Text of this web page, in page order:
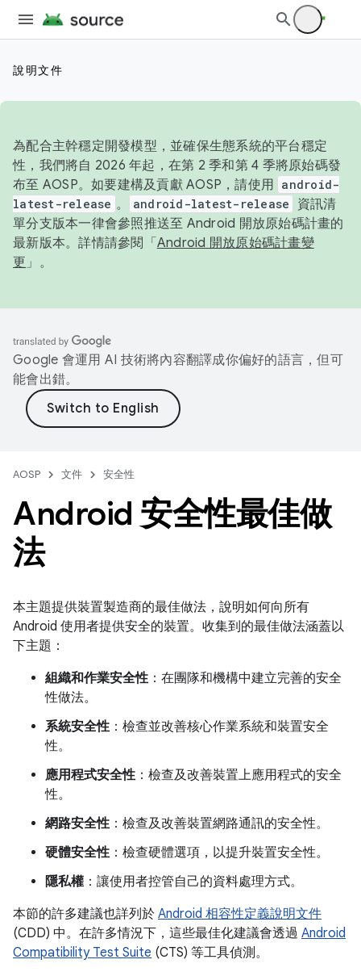
說明文件
為配合主幹穩定開發模型，並確保生態系統的平台穩定
性，我們將自 2026 年起，在第 2 季和第 4 季將原始碼發
布至 AOSP。如要建構及貢獻 AOSP，請使用 android-
latest-release 。 android-latest-release
資訊清
單分支版本一律會參照推送至 Android 開放原始碼計畫的
最新版本。詳情請參閱「 Android 開放原始碼計畫變
更 」。
Google 會運用 AI 技術將內容翻譯成你偏好的語言，但可
能會出錯。
AOSP 文件 安全性
Android 安全性最佳做
法
本主題提供裝置製造商的最佳做法，說明如何向所有
Android 使用者提供安全的裝置。收集到的最佳做法涵蓋以
下主題：
組織和作業安全性：在團隊和機構中建立完善的安全
性做法。
系統安全性：檢查並改善核心作業系統和裝置安全
性。
應用程式安全性：檢查及改善裝置上應用程式的安全
性。
網路安全性：檢查及改善裝置網路通訊的安全性。
硬體安全性：檢查硬體選項，以提升裝置安全性。
隱私權：讓使用者控管自己的資料處理方式。
本節的許多建議也詳列於 Android 相容性定義說明文件
(CDD) 中。在許多情況下，這些最佳化建議會透過 Android
Compatibility Test Suite (CTS) 等工具偵測。